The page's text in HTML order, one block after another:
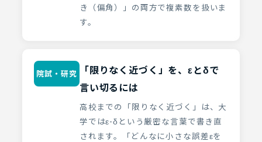
き（偏角）」の両方で複素数を扱いま
す。
院試・研究 「限りなく近づく」を、εとδで
言い切るには
高校までの「限りなく近づく」は、大
学ではε-δという厳密な言葉で書き直
されます。「どんなに小さな誤差εを